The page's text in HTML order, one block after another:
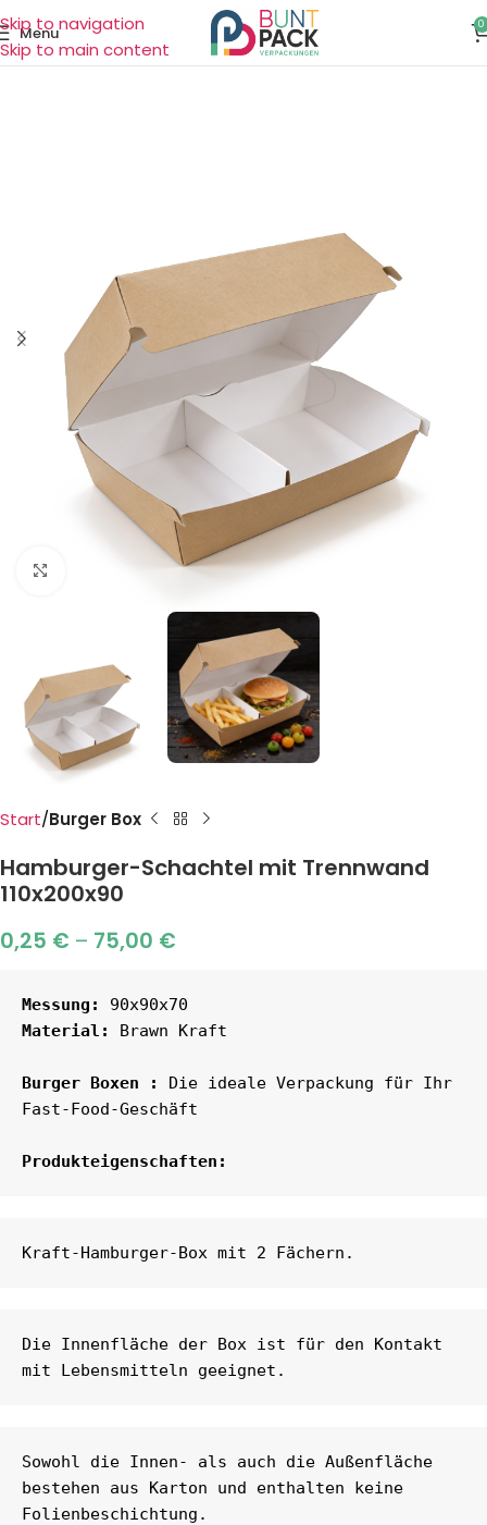
Skip to navigation
Skip to main content
Menu 0
Click to enlarge
Start Burger Box
Hamburger-Schachtel mit Trennwand
110x200x90
0,25 € – 75,00 €
Messung:
Material:
Brawn Kraft
Burger Boxen :
Die ideale Verpackung für Ihr
Fast-Food-Geschäft
Produkteigenschaften:
Kraft-Hamburger-Box mit 2 Fächern.
Die Innenfläche der Box ist für den Kontakt
mit Lebensmitteln geeignet.
Sowohl die Innen- als auch die Außenfläche
bestehen aus Karton und enthalten keine
Folienbeschichtung.